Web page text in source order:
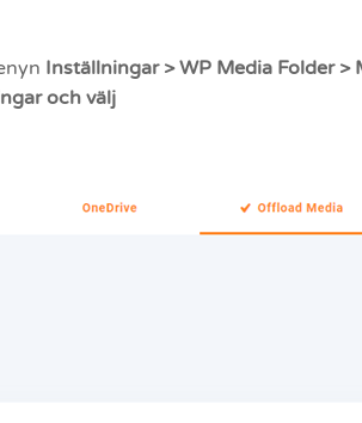
Inställningar > WP Media Folder
och välj